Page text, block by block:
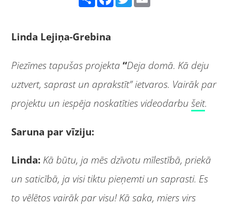
Linda Lejiņa-Grebina
Piezīmes tapušas projekta“Deja domā. Kā deju
uztvert, saprast un aprakstīt” ietvaros. Vairāk par
projektu un iespēja noskatīties videodarbušeit.
Saruna par vīziju:
Linda: Kā būtu, ja mēs dzīvotu mīlestībā, priekā
un saticībā, ja visi tiktu pieņemti un saprasti. Es
to vēlētos vairāk par visu! Kā saka, miers virs